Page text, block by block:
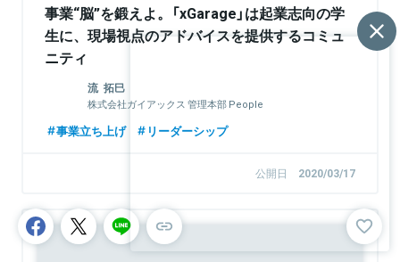
事業“脳”を鍛えよ。「xGarage」は起業志向の学
生に、現場視点のアドバイスを提供するコミュ
ニティ
流 拓巳
株式会社ガイアックス 管理本部 People
局
事業立ち上げ リーダーシップ
公開日 2020/03/17